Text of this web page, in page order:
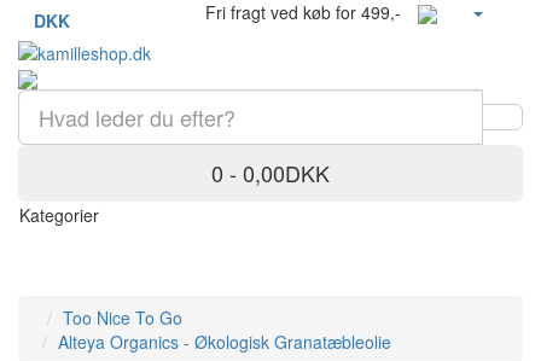
DKK Fri fragt ved køb for 499,-
0 - 0,00DKK
Kategorier
Too Nice To Go
Alteya Organics - Økologisk Granatæbleolie